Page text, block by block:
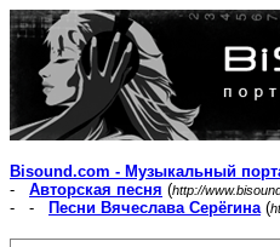
Bisound.com - Музыкальный
- Авторская песня (http://
- -
Песни Вячеслава Серёгина(